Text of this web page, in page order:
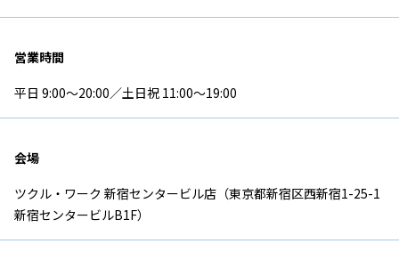
営業時間
平日 9:00～20:00／土日祝 11:00～19:00
会場
ツクル・ワーク 新宿センタービル店（東京都新宿区西新宿1-25-1
新宿センタービルB1F）